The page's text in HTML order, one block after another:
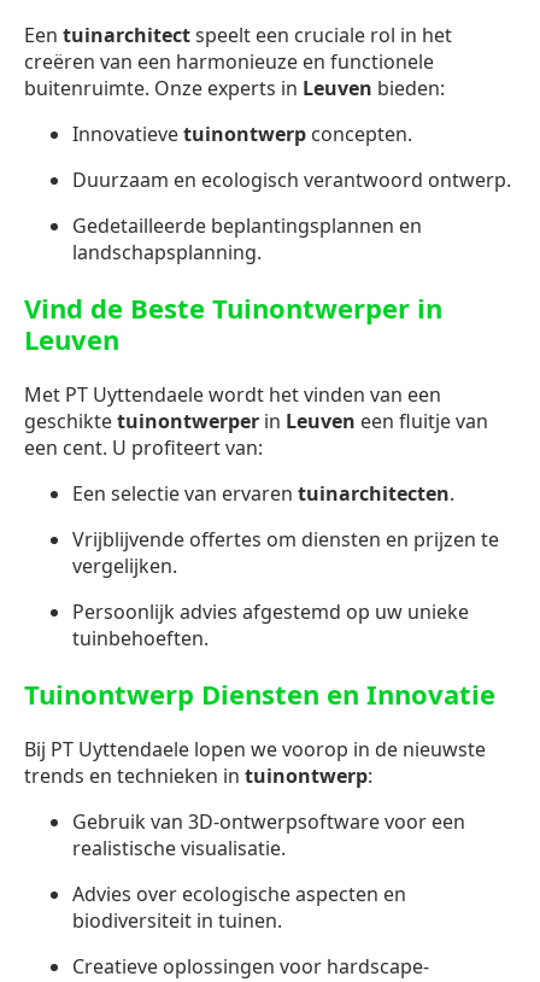
Een tuinarchitectspeelt een cruciale rol in het
creëren van een harmonieuze en functionele
buitenruimte. Onze experts in Leuven bieden:
Innovatievetuinontwerp concepten.
Duurzaam en ecologisch verantwoord ontwerp.
Gedetailleerde beplantingsplannen en
landschapsplanning.
Vind de Beste Tuinontwerper in
Leuven
Met PT Uyttendaele wordt het vinden van een
geschiktetuinontwerper in Leuven een fluitje van
een cent. U profiteert van:
Een selectie van ervaren tuinarchitecten.
Vrijblijvende offertes om diensten en prijzen te
vergelijken.
Persoonlijk advies afgestemd op uw unieke
tuinbehoeften.
Tuinontwerp Diensten en Innovatie
Bij PT Uyttendaele lopen we voorop in de nieuwste
trends en technieken in tuinontwerp:
Gebruik van 3D-ontwerpsoftware voor een
realistische visualisatie.
Advies over ecologische aspecten en
biodiversiteit in tuinen.
Creatieve oplossingen voor hardscape-